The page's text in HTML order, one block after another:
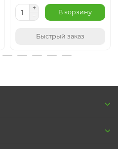
В корзину
Быстрый заказ